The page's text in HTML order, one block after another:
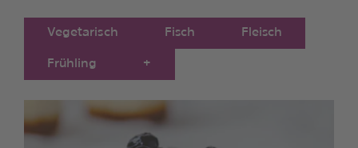
Vegetarisch Fisch Fleisch
Frühling +